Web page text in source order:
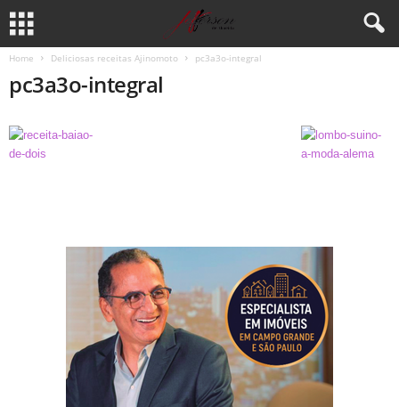
Home Deliciosas receitas Ajinomoto pc3a3o-integral
pc3a3o-integral